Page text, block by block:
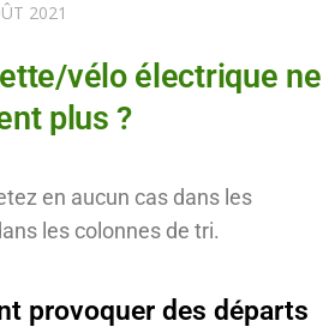
2021
vélo électrique ne
plus ?
en aucun cas dans les
les colonnes de tri.
provoquer des départs